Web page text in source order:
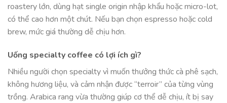
roastery lớn, dùng hạt single origin nhập khẩu hoặc micro-lot,
có thể cao hơn một chút. Nếu bạn chọn espresso hoặc cold
brew, mức giá thường dễ chịu hơn.
Uống specialty coffee có lợi ích gì?
Nhiều người chọn specialty vì muốn thưởng thức cà phê sạch,
không hương liệu, và cảm nhận được “terroir” của từng vùng
trồng. Arabica rang vừa thường giúp cơ thể dễ chịu, ít bị say